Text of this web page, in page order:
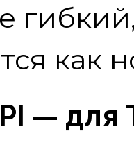
как
— для